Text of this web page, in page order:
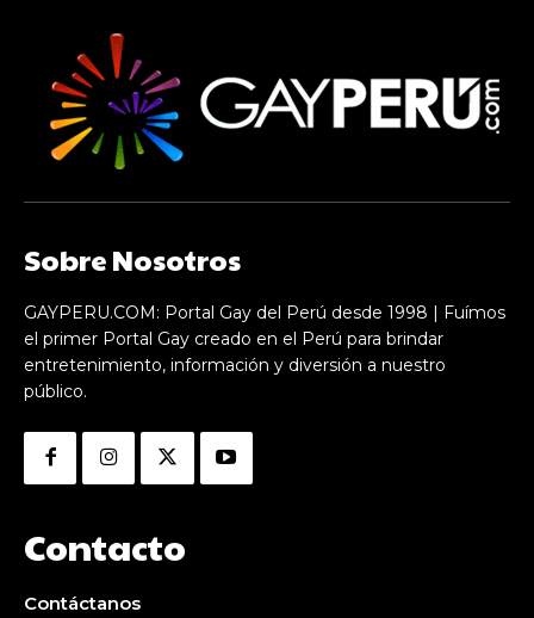
Sobre Nosotros
GAYPERU.COM: Portal Gay del Perú desde 1998 | Fuímos
el primer Portal Gay creado en el Perú para brindar
entretenimiento, información y diversión a nuestro
público.
Contacto
Contáctanos